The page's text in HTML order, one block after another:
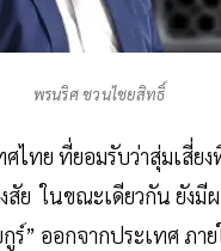
พรนริศ ชวนไชยสิทธิ์
ศไทย ที่ยอมรับว่าสุ่มเสี่ย
สัย ในขณะเดียวกัน ยังมี
ร์” ออกจากประเทศ ภาย